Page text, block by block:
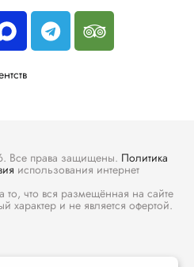
Все права защищены. Политика
использования интернет
что вся размещённая на сайте
характер и не является офертой.